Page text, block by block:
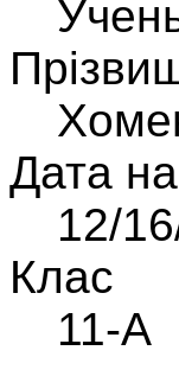
Дата
12/
Клас
11-А